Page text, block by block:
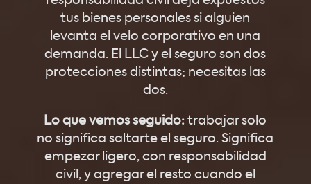
tus bienes personales si alguien
levanta el velo corporativo en una
demanda. El LLC y el seguro son dos
protecciones distintas; necesitas las
dos.
Lo que vemos seguido: trabajar solo
no significa saltarte el seguro. Significa
empezar ligero, con responsabilidad
civil, y agregar el resto cuando el